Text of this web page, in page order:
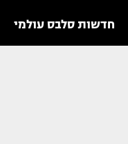
חדשות סלבס עולמי